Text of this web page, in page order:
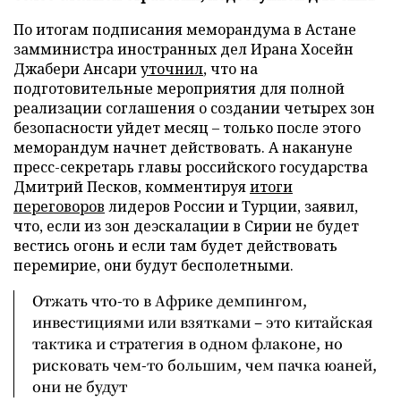
По итогам подписания меморандума в Астане
замминистра иностранных дел Ирана Хосейн
Джабери Ансариуточнил, что на
подготовительные мероприятия для полной
реализации соглашения о создании четырех зон
безопасности уйдет месяц – только после этого
меморандум начнет действовать. А накануне
пресс-секретарь главы российского государства
Дмитрий Песков, комментируяитоги
переговоров лидеров России и Турции, заявил,
что, если из зон деэскалации в Сирии не будет
вестись огонь и если там будет действовать
перемирие, они будут бесполетными.
Отжать что-то в Африке демпингом,
инвестициями или взятками – это китайская
тактика и стратегия в одном флаконе, но
рисковать чем-то большим, чем пачка юаней,
они не будут